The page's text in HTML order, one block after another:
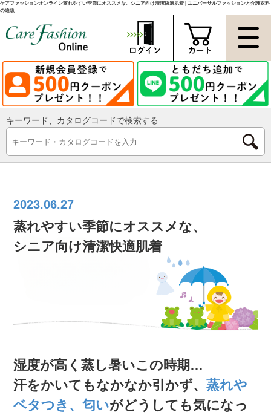
ケアファッションオンライン蒸れやすい季節にオススメな、シニア向け清潔快適肌着 | ユニバーサルファッションと介護衣料
の通販
キーワード、カタログコードで検索する
2023.06.27
蒸れやすい季節にオススメな、
シニア向け清潔快適肌着
湿度が高く蒸し暑いこの時期…
汗をかいてもなかなか引かず、 蒸れや
ベタつき、匂いがどうしても気になっ